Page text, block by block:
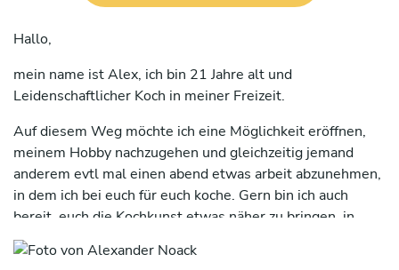
Hallo,
mein name ist Alex, ich bin 21 Jahre alt und
Leidenschaftlicher Koch in meiner Freizeit.
Auf diesem Weg möchte ich eine Möglichkeit eröffnen,
meinem Hobby nachzugehen und gleichzeitig jemand
anderem evtl mal einen abend etwas arbeit abzunehmen,
in dem ich bei euch für euch koche. Gern bin ich auch
bereit, euch die Kochkunst etwas näher zu bringen, in
dem wir gemeinsam kochen. Natürlich möchte ich mir
auch damit auch den ein oder anderen Taler